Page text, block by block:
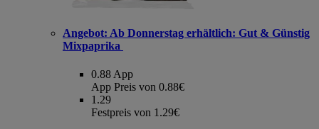
Angebot: Ab Donnerstag erhältlich: Gut & Günstig
Mixpaprika
0.88 App
App Preis von 0.88€
1.29
Festpreis von 1.29€